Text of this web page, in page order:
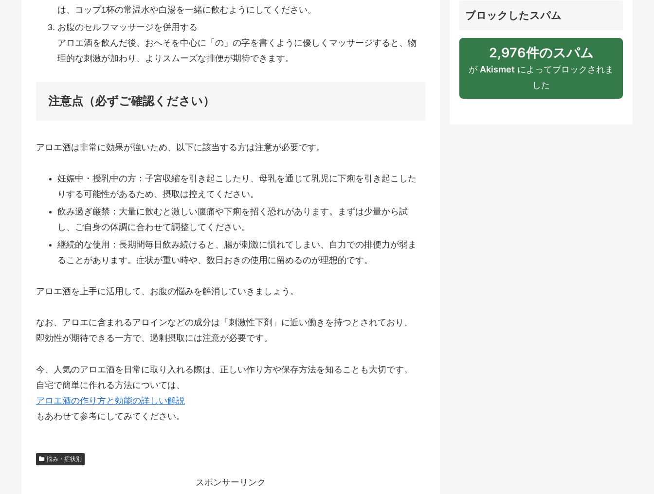
は、コップ1杯の常温水や白湯を一緒に飲むようにしてください。
お腹のセルフマッサージを併用する
アロエ酒を飲んだ後、おへそを中心に「の」の字を書くように優しくマッサージすると、物
理的な刺激が加わり、よりスムーズな排便が期待できます。
注意点（必ずご確認ください）
アロエ酒は非常に効果が強いため、以下に該当する方は注意が必要です。
妊娠中・授乳中の方：子宮収縮を引き起こしたり、母乳を通じて乳児に下痢を引き起こした
りする可能性があるため、摂取は控えてください。
飲み過ぎ厳禁：大量に飲むと激しい腹痛や下痢を招く恐れがあります。まずは少量から試
し、ご自身の体調に合わせて調整してください。
継続的な使用：長期間毎日飲み続けると、腸が刺激に慣れてしまい、自力での排便力が弱ま
ることがあります。症状が重い時や、数日おきの使用に留めるのが理想的です。
アロエ酒を上手に活用して、お腹の悩みを解消していきましょう。
なお、アロエに含まれるアロインなどの成分は「刺激性下剤」に近い働きを持つとされており、
即効性が期待できる一方で、過剰摂取には注意が必要です。
今、人気のアロエ酒を日常に取り入れる際は、正しい作り方や保存方法を知ることも大切です。
自宅で簡単に作れる方法については、
アロエ酒の作り方と効能の詳しい解説
もあわせて参考にしてみてください。
悩み・症状別
スポンサーリンク
ブロックしたスパム
2,976件のスパム
が Akismet によってブロックされま
した